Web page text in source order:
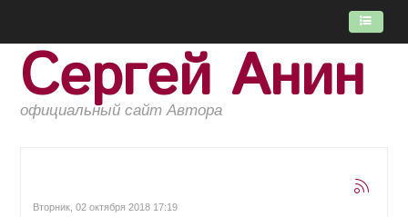
Сергей Анин
официальный сайт Автора
ГЛАВНАЯ
ПОТОК
Вторник, 02 октября 2018 17:19